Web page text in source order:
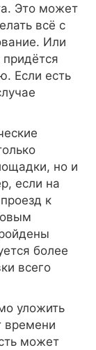
Это может
всё с
Или
Если есть
но и
если на
к
более
всего
уложить
времени
может